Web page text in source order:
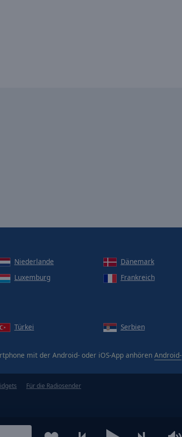
Niederlande
Dänemark
Luxemburg
Frankreich
Türkei Serbien
mit der Android- oder iOS-App anhören Android-
Für die Radiosender